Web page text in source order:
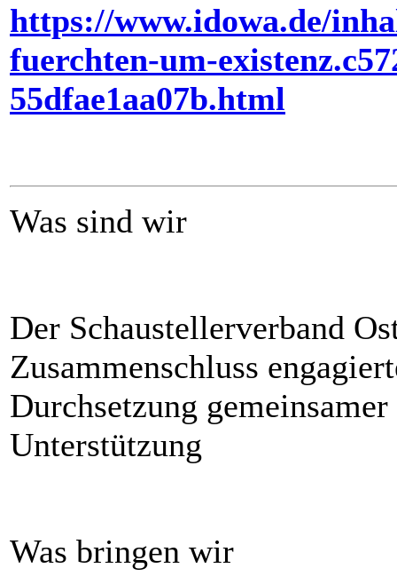
https://www.idowa.de/
fuerchten-um-
55dfae1aa07b.html
Was sind wir
Der Schaustellerverband
Zusammenschluss
Durchsetzung
Unterstützung
Was bringen wir